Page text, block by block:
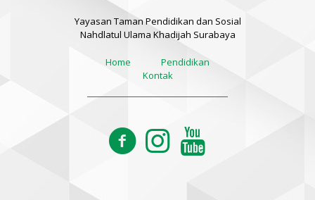
Yayasan Taman Pendidikan dan Sosial
Nahdlatul Ulama Khadijah Surabaya
Home
Pendidikan
Kontak